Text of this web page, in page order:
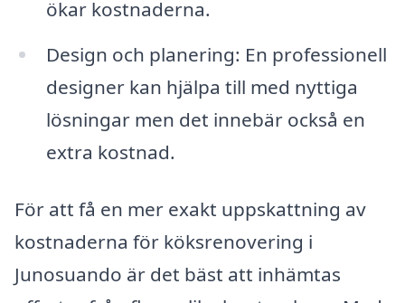
ökar kostnaderna.
Design och planering: En professionell
designer kan hjälpa till med nyttiga
lösningar men det innebär också en
extra kostnad.
För att få en mer exakt uppskattning av
kostnaderna för köksrenovering i
Junosuando är det bäst att inhämtas